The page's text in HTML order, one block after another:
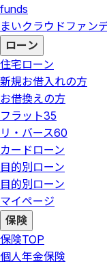
funds
まいクラウドファン
ローン
住宅ローン
新規お借入れの方
お借換えの方
フラット35
リ・バース60
カードローン
目的別ローン
目的別ローン
マイページ
保険
保険TOP
個人年金保険